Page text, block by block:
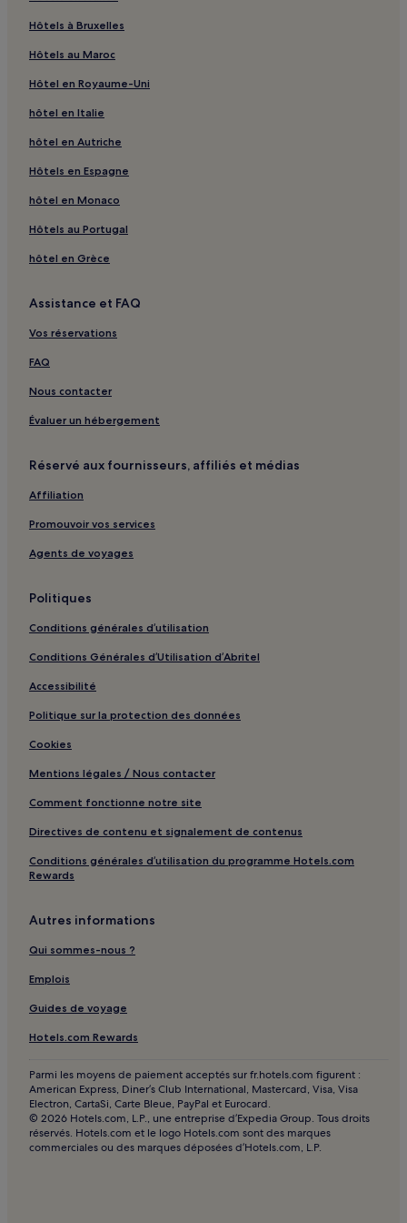
Plage de Kavalikefta : Hôtels avec parking à proximité
Plage de Kavalikefta : Villas
Plage de Kavalikefta : Hôtels pas chers à proximité
Plage de Kavalikefta : hôtels à proximité
Plage d'Episkopos : Appartement à louer
Vathí : hôtels
Poros : hôtels
Plage de Paralia Episkopos : hôtels à proximité
Kolivata : hôtels
Sfakiotes : hôtels Hôtels avec parking
Gáïdaros : hôtels à proximité
Skála Gialoú : hôtels à proximité
Megáli Pétra : hôtels à proximité
Plage de Kaminia : hôtels à proximité
Agios Nikitas : Villas
Agios Nikitas : Appartement à louer
Agios Nikitas : Appart’hôtels
Agios Nikitas : hôtels Hôtels pas chers
Agios Nikitas : hôtels Hôtels familiaux
Lefkada : hôtels Hôtels avec parking
Lefkada : hôtels Hôtels avec centre de fitness
Lefkada : hôtels Hôtels avec petit-déjeuner gratuit
Lefkada : Appart’hôtels
Lefkada : hôtels Hôtels d’affaires
Lefkada : hôtels Hôtels LGBTQIA+ friendly
Lefkada : hôtels
Nikiana : hôtels Hôtels avec parking
Nikiana : hôtels Hôtels avec petit-déjeuner gratuit
Nikiana : Appart’hôtels
Lefkada ville : hôtels Hôtels avec parking
Lefkada ville : Appart’hôtels
Lefkada ville : hôtels Hôtels de luxe
Lefkada ville : hôtels Hôtels d’affaires
Katouna : hôtels Hôtels avec piscine
Katouna : Gîtes
Hôtels à Bruxelles
Hôtels au Maroc
Hôtel en Royaume-Uni
hôtel en Italie
hôtel en Autriche
Hôtels en Espagne
hôtel en Monaco
Hôtels au Portugal
hôtel en Grèce
Assistance et FAQ
Vos réservations
FAQ
Nous contacter
Évaluer un hébergement
Réservé aux fournisseurs, affiliés et médias
Affiliation
Promouvoir vos services
Agents de voyages
Politiques
Conditions générales d’utilisation
Conditions Générales d’Utilisation d’Abritel
Accessibilité
Politique sur la protection des données
Cookies
Mentions légales / Nous contacter
Comment fonctionne notre site
Directives de contenu et signalement de contenus
Conditions générales d’utilisation du programme Hotels.com
Rewards
Autres informations
Qui sommes-nous ?
Emplois
Guides de voyage
Hotels.com Rewards
Parmi les moyens de paiement acceptés sur fr.hotels.com figurent :
American Express, Diner’s Club International, Mastercard, Visa, Visa
Electron, CartaSi, Carte Bleue, PayPal et Eurocard.
© 2026 Hotels.com, L.P., une entreprise d’Expedia Group. Tous droits
réservés. Hotels.com et le logo Hotels.com sont des marques
commerciales ou des marques déposées d’Hotels.com, L.P.